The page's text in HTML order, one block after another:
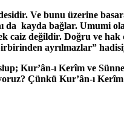
Ve bunu üzerine
kayda bağlar. Umumi
caiz değildir. Doğru ve
ayrılmazlar”
Kur’ân-ı Kerîm ve
Çünkü Kur’ân-ı